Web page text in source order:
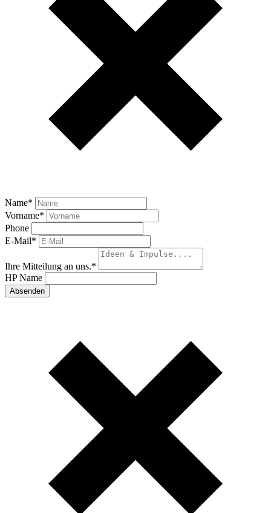
Name*
Vorname*
Phone
E-Mail*
Ihre Mitteilung an uns.*
HP Name
Absenden